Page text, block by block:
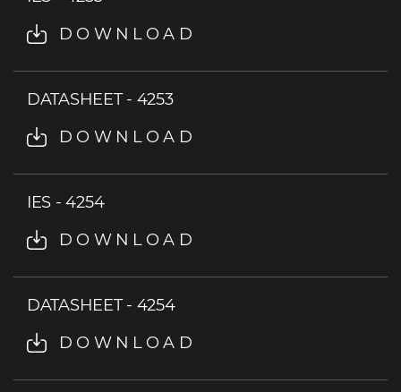
DOWNLOAD
DATASHEET - 4253
DOWNLOAD
IES - 4254
DOWNLOAD
DATASHEET - 4254
DOWNLOAD